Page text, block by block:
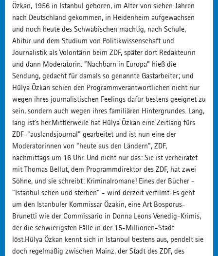
Özkan, 1956 in Istanbul geboren, im Alter von sieben Jahren
nach Deutschland gekommen, in Heidenheim aufgewachsen
und noch heute des Schwäbischen mächtig, nach Schule,
Abitur und dem Studium von Politikwissenschaft und
Journalistik als Volontärin beim ZDF, später dort Redakteurin
und dann Moderatorin. "Nachbarn in Europa" hieß die
Sendung, gedacht für damals so genannte Gastarbeiter; und
Hülya Özkan schien den Programmverantwortlichen nicht nur
wegen ihres journalistischen Feelings dafür bestens geeignet zu
sein, sondern auch wegen ihres familiären Hintergrundes. Lang,
lang ist's her.Mittlerweile hat Hülya Özkan eine Zeitlang fürs
ZDF-"auslandsjournal" gearbeitet und ist nun eine der
Moderatorinnen von "heute aus den Ländern", ZDF,
nachmittags um 16 Uhr. Und nicht nur das: Sie ist verheiratet
mit Thomas Bellut, dem Programmdirektor des ZDF, hat zwei
Söhne, und sie schreibt: Kriminalromane! Eines der Bücher -
"Istanbul sehen und sterben" - wird derzeit verfilmt. Es geht
um den Istanbuler Kommissar Özakin, eine Art Bosporus-
Brunetti wie der Commissario in Donna Leons Venedig-Krimis,
der die schwierigsten Fälle in der 15-Millionen-Stadt
löst.Hülya Özkan kennt sich in Istanbul bestens aus, pendelt sie
doch regelmäßig zwischen Mainz, der Stadt des ZDF, des